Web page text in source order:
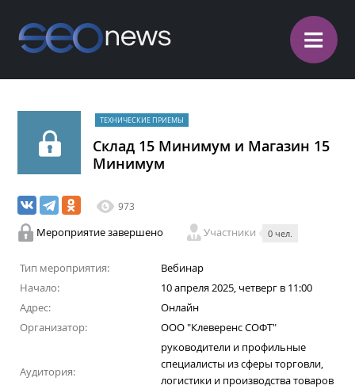
≡
ТЕХНИЧЕСКИЕ ПРИЕМЫ
Склад 15 Минимум и Магазин 15
Минимум
973
Мероприятие завершено Участники 0 чел.
Тип мероприятия:
Вебинар
Начало:
10 апреля 2025, четверг в 11:00
Адрес:
Онлайн
Организатор:
ООО "Клеверенс СОФТ"
Аудитория:
руководители и профильные
специалисты из сферы торговли,
логистики и производства товаров